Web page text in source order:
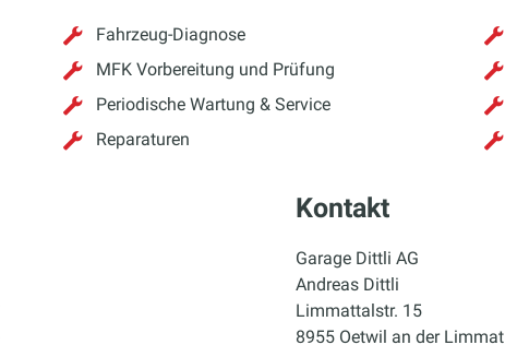
Fahrzeug-Diagnose
MFK Vorbereitung und Prüfung
Periodische Wartung & Service
Reparaturen
Kontakt
Garage Dittli AG
Andreas Dittli
Limmattalstr. 15
8955 Oetwil an der Limmat